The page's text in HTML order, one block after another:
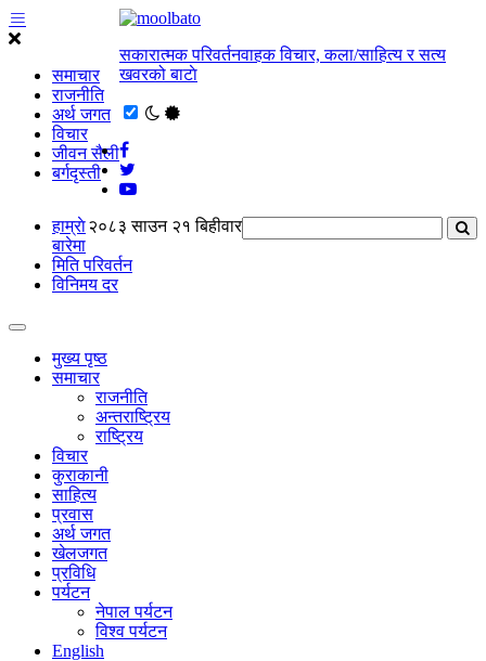
समाचार
राजनीति
अर्थ जगत
विचार
जीवन सैली
बर्गदृस्ती
सकारात्मक परिवर्तनवाहक विचार, कला/साहित्य र सत्य
खवरको बाटाे
२०८३ साउन २१ बिहीवार
हाम्राे
बारेमा
मिति परिवर्तन
विनिमय दर
मुख्य पृष्ठ
समाचार
राजनीति
अन्तराष्ट्रिय
राष्ट्रिय
विचार
कुराकानी
साहित्य
प्रवास
अर्थ जगत
खेलजगत
प्रविधि
पर्यटन
नेपाल पर्यटन
विश्व पर्यटन
English